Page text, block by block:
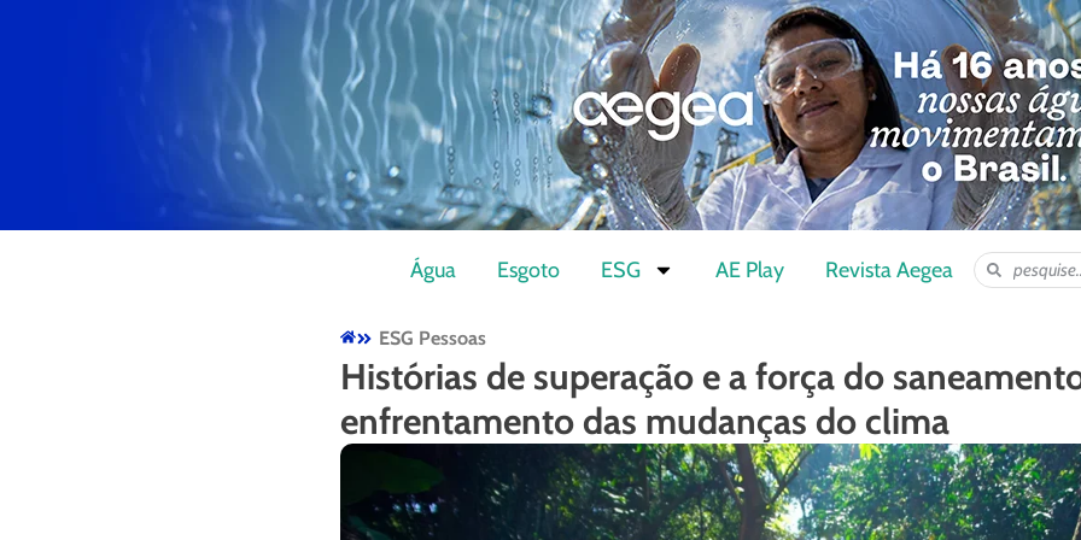
Água Esgoto ESG AE Play Revista Aegea
ESG Pessoas
Histórias de superação e a força do
enfrentamento das mudanças do clima